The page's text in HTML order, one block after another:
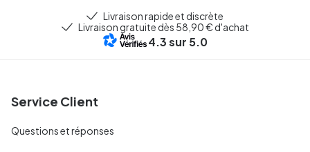
Livraison rapide et discrète
Livraison gratuite dès 58,90 € d'achat
4.3sur 5.0
Service Client
Questions et réponses